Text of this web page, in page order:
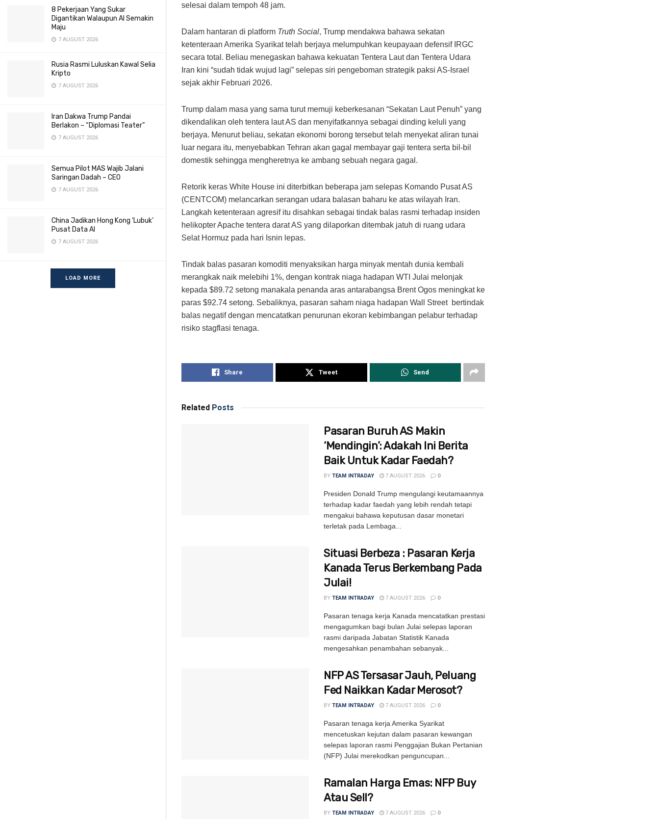
8 Pekerjaan Yang Sukar
Digantikan Walaupun AI Semakin
Maju
7 AUGUST 2026
Rusia Rasmi Luluskan Kawal Selia
Kripto
7 AUGUST 2026
Iran Dakwa Trump Pandai
Berlakon – “Diplomasi Teater”
7 AUGUST 2026
Semua Pilot MAS Wajib Jalani
Saringan Dadah – CEO
7 AUGUST 2026
China Jadikan Hong Kong ‘Lubuk’
Pusat Data AI
7 AUGUST 2026
LOAD MORE
selesai dalam tempoh 48 jam.
Dalam hantaran di platform Truth Social, Trump mendakwa bahawa sekatan
ketenteraan Amerika Syarikat telah berjaya melumpuhkan keupayaan defensif IRGC
secara total. Beliau menegaskan bahawa kekuatan Tentera Laut dan Tentera Udara
Iran kini “sudah tidak wujud lagi” selepas siri pengeboman strategik paksi AS-Israel
sejak akhir Februari 2026.
Trump dalam masa yang sama turut memuji keberkesanan “Sekatan Laut Penuh” yang
dikendalikan oleh tentera laut AS dan menyifatkannya sebagai dinding keluli yang
berjaya. Menurut beliau, sekatan ekonomi borong tersebut telah menyekat aliran tunai
luar negara itu, menyebabkan Tehran akan gagal membayar gaji tentera serta bil-bil
domestik sehingga mengheretnya ke ambang sebuah negara gagal.
Retorik keras White House ini diterbitkan beberapa jam selepas Komando Pusat AS
(CENTCOM) melancarkan serangan udara balasan baharu ke atas wilayah Iran.
Langkah ketenteraan agresif itu disahkan sebagai tindak balas rasmi terhadap insiden
helikopter Apache tentera darat AS yang dilaporkan ditembak jatuh di ruang udara
Selat Hormuz pada hari Isnin lepas.
Tindak balas pasaran komoditi menyaksikan harga minyak mentah dunia kembali
merangkak naik melebihi 1%, dengan kontrak niaga hadapan WTI Julai melonjak
kepada $89.72 setong manakala penanda aras antarabangsa Brent Ogos meningkat ke
paras $92.74 setong. Sebaliknya, pasaran saham niaga hadapan Wall Street bertindak
balas negatif dengan mencatatkan penurunan ekoran kebimbangan pelabur terhadap
risiko stagflasi tenaga.
Share Tweet Send
Related Posts
Pasaran Buruh AS Makin
‘Mendingin’: Adakah Ini Berita
Baik Untuk Kadar Faedah?
BY TEAM INTRADAY 7 AUGUST 2026 0
Presiden Donald Trump mengulangi keutamaannya
terhadap kadar faedah yang lebih rendah tetapi
mengakui bahawa keputusan dasar monetari
terletak pada Lembaga...
Situasi Berbeza : Pasaran Kerja
Kanada Terus Berkembang Pada
Julai!
BY TEAM INTRADAY 7 AUGUST 2026 0
Pasaran tenaga kerja Kanada mencatatkan prestasi
mengagumkan bagi bulan Julai selepas laporan
rasmi daripada Jabatan Statistik Kanada
mengesahkan penambahan sebanyak...
NFP AS Tersasar Jauh, Peluang
Fed Naikkan Kadar Merosot?
BY TEAM INTRADAY 7 AUGUST 2026 0
Pasaran tenaga kerja Amerika Syarikat
mencetuskan kejutan dalam pasaran kewangan
selepas laporan rasmi Penggajian Bukan Pertanian
(NFP) Julai merekodkan penguncupan...
Ramalan Harga Emas: NFP Buy
Atau Sell?
BY TEAM INTRADAY 7 AUGUST 2026 0